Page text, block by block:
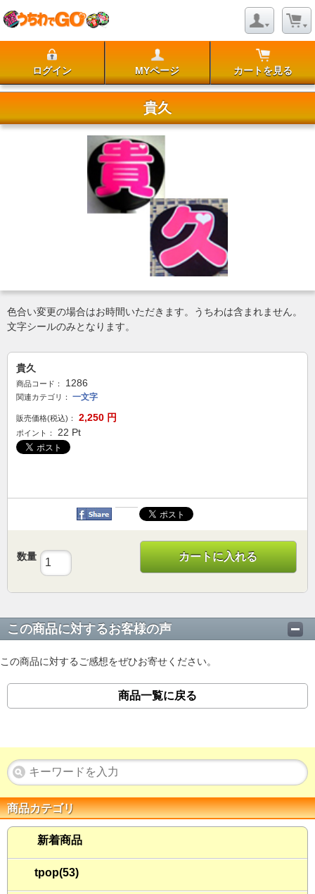
ログイン MYページ カートを見る
貴久
色合い変更の場合はお時間いただきます。うちわは含まれません。
文字シールのみとなります。
貴久
商品コード： 1286
関連カテゴリ： 一文字
販売価格(税込)： 2,250 円
ポイント： 22 Pt
数量 カートに入れる
この商品に対するお客様の声
この商品に対するご感想をぜひお寄せください。
商品一覧に戻る
商品カテゴリ
新着商品
tpop(53)